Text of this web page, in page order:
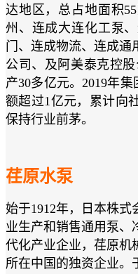
达地区，总占地面积
州、连成大连化工泵
门、连成物流、连成通
公司、及阿美泰克控
产30多亿元。2019年
额超过1亿元，累计向
保持行业前茅。
荏原水泵
始于1912年，日本株
业生产和销售通用泵、
代化产业企业，荏原机
所在中国的独资企业。